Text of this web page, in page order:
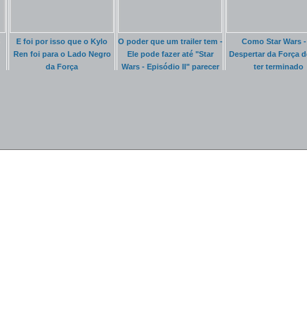
E foi por isso que o Kylo
Ren foi para o Lado Negro
da Força
O poder que um trailer tem -
Ele pode fazer até "Star
Wars - Episódio II" parecer
Como Star Wars -
Despertar da Força
ter terminado